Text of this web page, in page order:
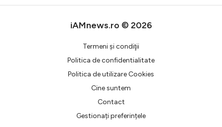
iAMnews.ro © 2026
Termeni şi condiţii
Politica de confidentialitate
Politica de utilizare Cookies
Cine suntem
Contact
Gestionați preferințele